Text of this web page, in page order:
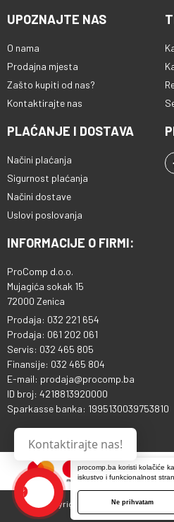
procomp.ba koristi kolačiće
iskustvo i funkcionalnost
Ne prihvatam
UPOZNAJTE NAS
O nama
Prodajna mjesta
Zašto kupiti od nas?
Kontaktirajte nas
PLAĆANJE I DOSTAVA
Načini plaćanja
Sigurnost plaćanja
Načini dostave
Uslovi poslovanja
INFORMACIJE O FIRMI:
ProComp d.o.o.
Mujagića sokak 15
72000 Zenica
Prodaja: 032 221 654
Prodaja: 061 202 061
Servis: 032 465 805
Finansije: 032 465 804
E-mail: prodaja@procomp.ba
ID broj: 4218813920000
Sparkasse banka: 1995130039753810
Copyright © 2013 - 2026 ProComp
Kontaktirajte nas!